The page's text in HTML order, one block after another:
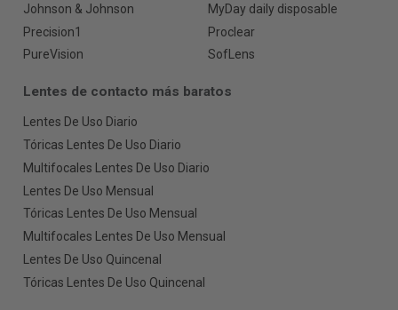
Johnson & Johnson
MyDay daily disposable
Precision1
Proclear
PureVision
SofLens
Lentes de contacto más baratos
Lentes De Uso Diario
Tóricas Lentes De Uso Diario
Multifocales Lentes De Uso Diario
Lentes De Uso Mensual
Tóricas Lentes De Uso Mensual
Multifocales Lentes De Uso Mensual
Lentes De Uso Quincenal
Tóricas Lentes De Uso Quincenal